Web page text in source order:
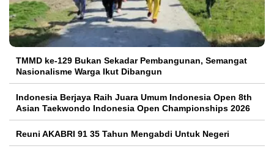
TMMD ke-129 Bukan Sekadar Pembangunan, Semangat
Nasionalisme Warga Ikut Dibangun
Indonesia Berjaya Raih Juara Umum Indonesia Open 8th
Asian Taekwondo Indonesia Open Championships 2026
Reuni AKABRI 91 35 Tahun Mengabdi Untuk Negeri